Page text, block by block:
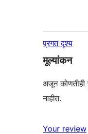
प्रगत दृश्य
मूल्यांकन
अजून
नाहीत.
Your review